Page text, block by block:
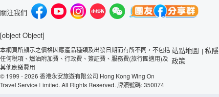
關注我們
[object Object]
本網頁所顯示之價格因應產品種類及出發日期而有所不同，不包括
任何稅項、燃油附加費、行政費、簽証費、服務費(旅行團適用)及
其他應繳費用
© 1999 - 2026 香港永安旅遊有限公司 Hong Kong Wing On
Travel Service Limited. All Rights Reserved. 牌照號碼: 350074
站點地圖 | 私隱
政策